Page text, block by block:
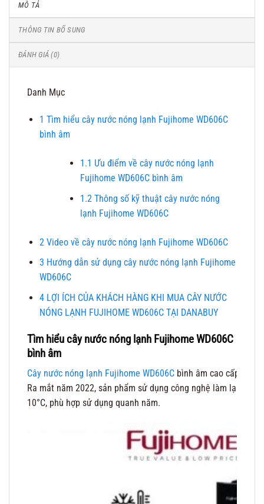
MÔ TẢ
THÔNG TIN BỔ SUNG
ĐÁNH GIÁ (0)
Danh Mục
1 Tìm hiểu cây nước nóng lạnh Fujihome WD606C
bình âm
1.1 Ưu điểm về cây nước nóng lạnh
Fujihome WD606C bình âm
1.2Thông số kỹ thuật cây nước nóng
lạnh Fujihome WD606C
2Video về cây nước nóng lạnh Fujihome WD606C
3 Hướng dẫn sử dụng cây nước nóng lạnh Fujihome
WD606C
4LỢI ÍCH CỦA KHÁCH HÀNG KHI MUA CÂY NƯỚC
NÓNG LẠNH FUJIHOME WD606C TẠI DANABUY
Tìm hiểu cây nước nóng lạnh Fujihome WD606C
bình âm
Cây nước nóng lạnh Fujihome WD606C bình âm cao cấp là
Ra mắt năm 2022, sản phẩm sử dụng công nghệ làm lạnh
10°C, phù hợp sử dụng quanh năm.